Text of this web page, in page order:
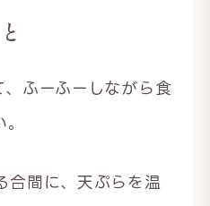
、ふーふーしながら食
合間に、天ぷらを温